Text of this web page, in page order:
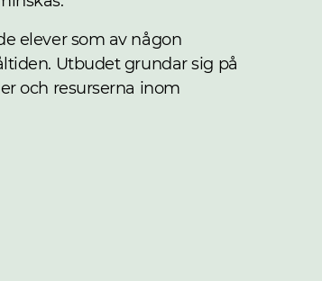
elever som av någon
Utbudet grundar sig på
och resurserna inom